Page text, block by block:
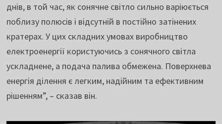
днів, в той час, як сонячне світло сильно варіюється
поблизу полюсів і відсутній в постійно затінених
кратерах. У цих складних умовах виробництво
електроенергії користуючись з сонячного світла
ускладнене, а подача палива обмежена. Поверхнева
енергія ділення є легким, надійним та ефективним
рішенням”, – сказав він.